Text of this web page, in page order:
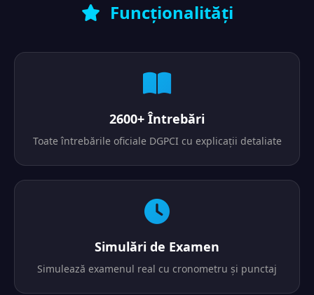
Funcționalități
2600+ Întrebări
Toate întrebările oficiale DGPCI cu explicații detaliate
Simulări de Examen
Simulează examenul real cu cronometru și punctaj